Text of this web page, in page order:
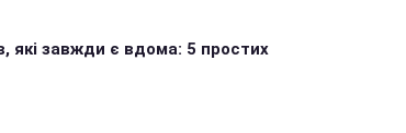
які завжди є вдома: 5 простих